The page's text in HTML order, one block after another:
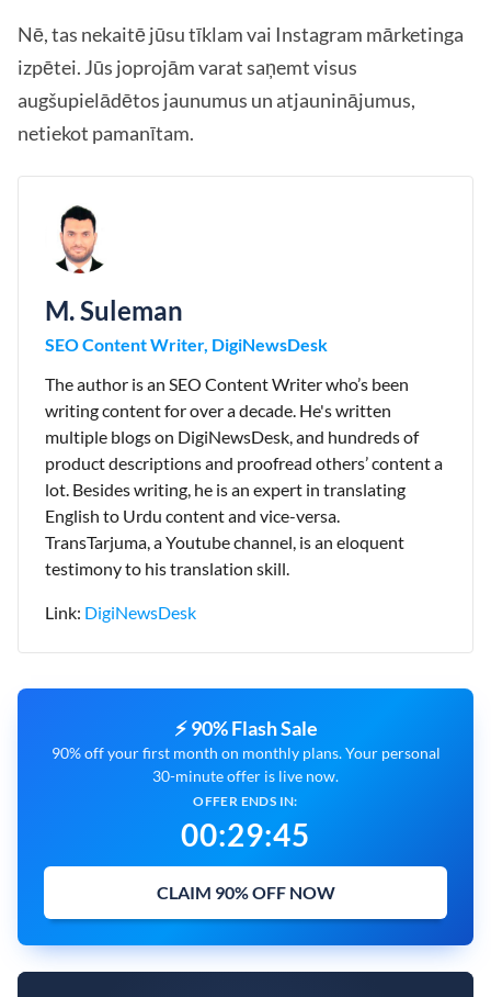
Nē, tas nekaitē jūsu tīklam vai Instagram mārketinga
izpētei. Jūs joprojām varat saņemt visus
augšupielādētos jaunumus un atjauninājumus,
netiekot pamanītam.
M. Suleman
SEO Content Writer, DigiNewsDesk
The author is an SEO Content Writer who’s been
writing content for over a decade. He's written
multiple blogs on DigiNewsDesk, and hundreds of
product descriptions and proofread others’ content a
lot. Besides writing, he is an expert in translating
English to Urdu content and vice-versa.
TransTarjuma, a Youtube channel, is an eloquent
testimony to his translation skill.
Link: DigiNewsDesk
⚡ 90% Flash Sale
90% off your first month on monthly plans. Your personal
30-minute offer is live now.
OFFER ENDS IN:
00:29:43
CLAIM 90% OFF NOW